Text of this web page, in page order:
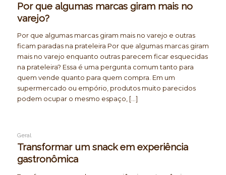
Por que algumas marcas giram mais no
varejo?
Por que algumas marcas giram mais no varejo e outras
ficam paradas na prateleira Por que algumas marcas giram
mais no varejo enquanto outras parecem ficar esquecidas
na prateleira? Essa é uma pergunta comum tanto para
quem vende quanto para quem compra. Em um
supermercado ou empório, produtos muito parecidos
podem ocupar o mesmo espaço, […]
Geral
Transformar um snack em experiência
gastronômica